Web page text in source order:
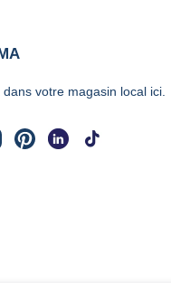
votre magasin local ici.